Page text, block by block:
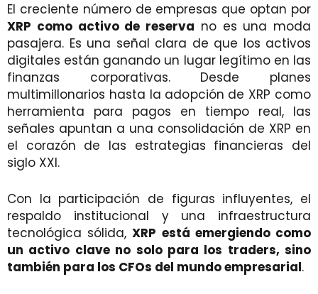
El creciente número de empresas que optan por
XRP como activo de reserva no es una moda
pasajera. Es una señal clara de que los activos
digitales están ganando un lugar legítimo en las
finanzas corporativas. Desde planes
multimillonarios hasta la adopción de XRP como
herramienta para pagos en tiempo real, las
señales apuntan a una consolidación de XRP en
el corazón de las estrategias financieras del
siglo XXI.
Con la participación de figuras influyentes, el
respaldo institucional y una infraestructura
tecnológica sólida,XRP está emergiendo como
un activo clave no solo para los traders, sino
también para los CFOs del mundo empresarial.